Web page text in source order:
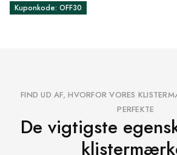
Kuponkode: OFF30
FIND UD AF, HVORFOR VORES
PERFEKTE
De vigtigste